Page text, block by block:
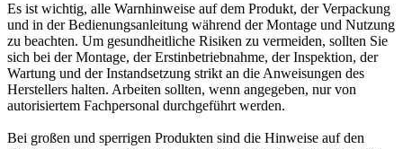
Es ist wichtig, alle Warnhinweise auf dem Produkt, der Verpackung
und in der Bedienungsanleitung während der Montage und Nutzung
zu beachten. Um gesundheitliche Risiken zu vermeiden, sollten Sie
sich bei der Montage, der Erstinbetriebnahme, der Inspektion, der
Wartung und der Instandsetzung strikt an die Anweisungen des
Herstellers halten. Arbeiten sollten, wenn angegeben, nur von
autorisiertem Fachpersonal durchgeführt werden.
Bei großen und sperrigen Produkten sind die Hinweise auf den